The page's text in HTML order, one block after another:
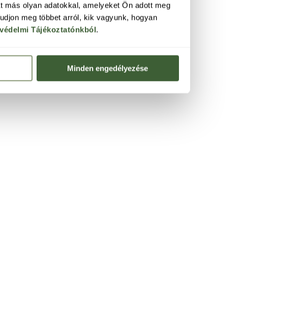
olyan adatokkal, amelyeket Ön adott meg
meg többet arról, kik vagyunk, hogyan
Tájékoztatónkból.
Minden engedélyezése